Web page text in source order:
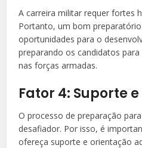
A carreira militar requer fortes
Portanto, um bom
oportunidades para o
preparando os candidatos
nas forças armadas.
Fator 4: Suporte
O processo de preparação
desafiador. Por isso, é
ofereça suporte e orientação